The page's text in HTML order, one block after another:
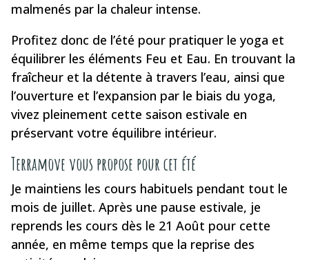
malmenés par la chaleur intense.
Profitez donc de l’été pour pratiquer le yoga et
équilibrer les éléments Feu et Eau. En trouvant la
fraîcheur et la détente à travers l’eau, ainsi que
l’ouverture et l’expansion par le biais du yoga,
vivez pleinement cette saison estivale en
préservant votre équilibre intérieur.
Terramove vous propose pour cet été
Je maintiens les cours habituels pendant tout le
mois de juillet. Après une pause estivale, je
reprends les cours dès le 21 Août pour cette
année, en même temps que la reprise des